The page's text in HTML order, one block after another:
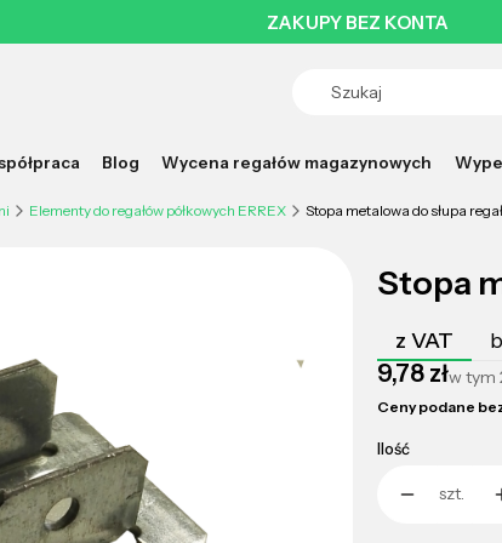
ZAKUPY BEZ KONTA
Blog Wycena regałów magazynowych
Elementy do regałów półkowych ERREX Stopa metalowa do słupa
Stopa
z VAT
Cena
9,78 złw tym
Ceny podane
Ilość
szt.